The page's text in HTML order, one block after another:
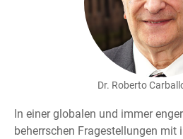
Dr. Roberto
In einer globalen und immer
beherrschen Fragestellungen mit